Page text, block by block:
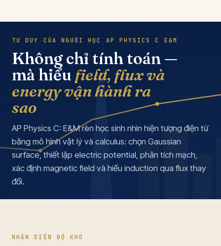
TƯ DUY CỦA NGƯỜI HỌC AP PHYSICS C E&M
Không chỉ tính toán —
mà hiểu field, flux và
energy vận hành ra
sao
AP Physics C: E&M rèn học sinh nhìn hiện tượng điện từ
bằng mô hình vật lý và calculus: chọn Gaussian
surface, thiết lập electric potential, phân tích mạch,
xác định magnetic field và hiểu induction qua flux thay
đổi.
NHẬN DIỆN ĐỘ KHÓ